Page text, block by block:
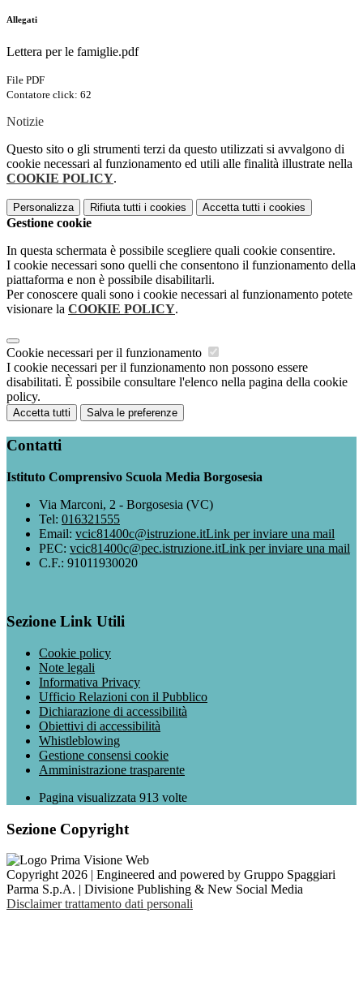
Allegati
Lettera per le famiglie.pdf
File PDF
Contatore click: 62
Notizie
Questo sito o gli strumenti terzi da questo utilizzati si avvalgono di
cookie necessari al funzionamento ed utili alle finalità illustrate nella
COOKIE POLICY.
Personalizza Rifiuta tutti i cookies Accetta tutti i cookies
Gestione cookie
In questa schermata è possibile scegliere quali cookie consentire.
I cookie necessari sono quelli che consentono il funzionamento della
piattaforma e non è possibile disabilitarli.
Per conoscere quali sono i cookie necessari al funzionamento potete
visionare la COOKIE POLICY.
Cookie necessari per il funzionamento
I cookie necessari per il funzionamento non possono essere
disabilitati. È possibile consultare l'elenco nella pagina della cookie
policy.
Accetta tutti Salva le preferenze
Contatti
Istituto Comprensivo Scuola Media Borgosesia
Via Marconi, 2 - Borgosesia (VC)
Tel: 016321555
Email: vcic81400c@istruzione.itLink per inviare una mail
PEC: vcic81400c@pec.istruzione.itLink per inviare una mail
C.F.: 91011930020
Sezione Link Utili
Cookie policy
Note legali
Informativa Privacy
Ufficio Relazioni con il Pubblico
Dichiarazione di accessibilità
Obiettivi di accessibilità
Whistleblowing
Gestione consensi cookie
Amministrazione trasparente
Pagina visualizzata 913 volte
Sezione Copyright
Copyright 2026 | Engineered and powered by Gruppo Spaggiari
Parma S.p.A. | Divisione Publishing & New Social Media
Disclaimer trattamento dati personali